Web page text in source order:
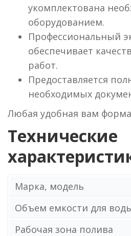
укомплектована
оборудованием.
Профессиональный
обеспечивает
работ.
Предоставляется
необходимых
Любая удобная вам
Технические
Марка, модель
Объем емкости для
Рабочая зона полива